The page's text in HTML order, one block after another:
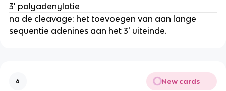
3' polyadenylatie
na de cleavage: het toevoegen van aan lange
sequentie adenines aan het 3' uiteinde.
6 New cards